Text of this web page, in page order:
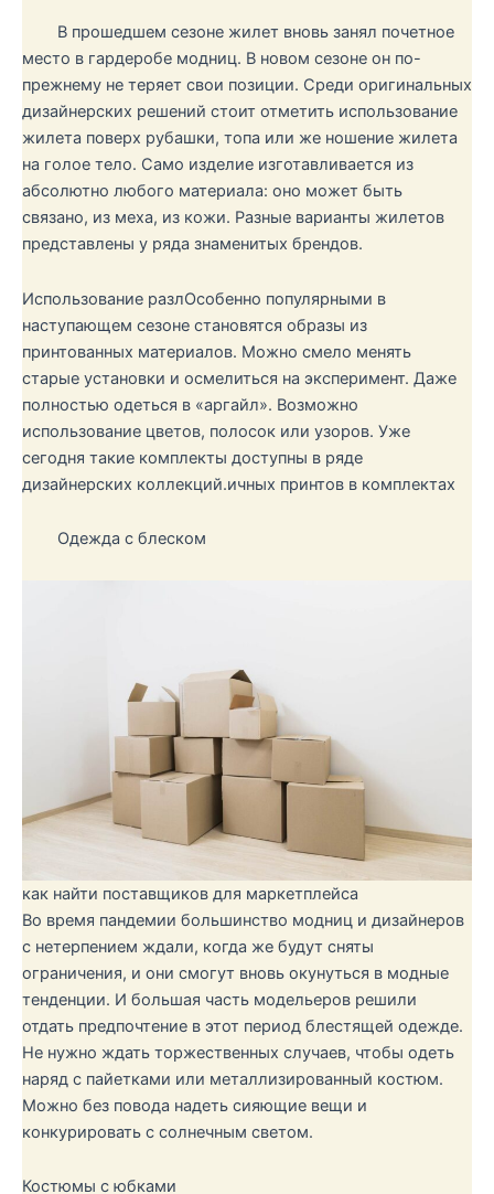
В прошедшем сезоне жилет вновь занял почетное
место в гардеробе модниц. В новом сезоне он по-
прежнему не теряет свои позиции. Среди оригинальных
дизайнерских решений стоит отметить использование
жилета поверх рубашки, топа или же ношение жилета
на голое тело. Само изделие изготавливается из
абсолютно любого материала: оно может быть
связано, из меха, из кожи. Разные варианты жилетов
представлены у ряда знаменитых брендов.
Использование разлОсобенно популярными в
наступающем сезоне становятся образы из
принтованных материалов. Можно смело менять
старые установки и осмелиться на эксперимент. Даже
полностью одеться в «аргайл». Возможно
использование цветов, полосок или узоров. Уже
сегодня такие комплекты доступны в ряде
дизайнерских коллекций.ичных принтов в комплектах
Одежда с блеском
как найти поставщиков для маркетплейса
Во время пандемии большинство модниц и дизайнеров
с нетерпением ждали, когда же будут сняты
ограничения, и они смогут вновь окунуться в модные
тенденции. И большая часть модельеров решили
отдать предпочтение в этот период блестящей одежде.
Не нужно ждать торжественных случаев, чтобы одеть
наряд с пайетками или металлизированный костюм.
Можно без повода надеть сияющие вещи и
конкурировать с солнечным светом.
Костюмы с юбками